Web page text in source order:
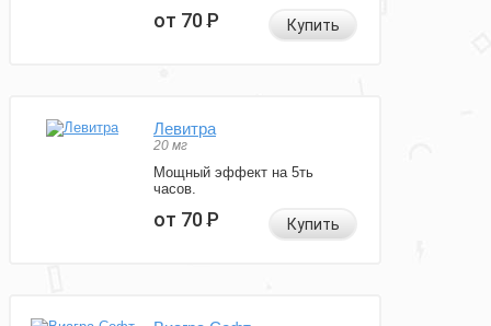
от 70Р Купить
Левитра
20 мг
Мощный эффект на 5ть
часов.
от 70Р Купить